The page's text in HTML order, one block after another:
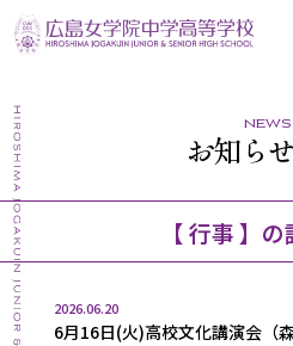
news
お知ら
【 行事 】
2026.06.20
6月16日(火)高校文化講演会（